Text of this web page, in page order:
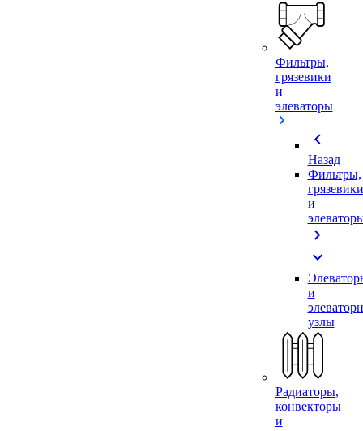
Фильтры,
грязевики
и
элеваторы
chevron_left
Назад
Фильтры,
грязевики
и
chevron_right
expand_more
и
узлы
Радиаторы,
конвекторы
и